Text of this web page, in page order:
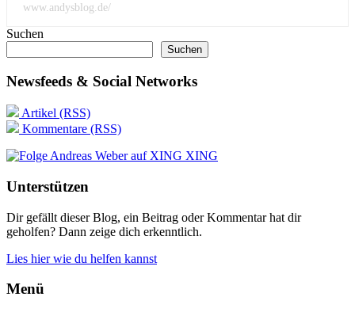
www.andysblog.de/
Suchen
Suchen
Newsfeeds & Social Networks
Artikel (RSS)
Kommentare (RSS)
XING
Unterstützen
Dir gefällt dieser Blog, ein Beitrag oder Kommentar hat dir
geholfen? Dann zeige dich erkenntlich.
Lies hier wie du helfen kannst
Menü